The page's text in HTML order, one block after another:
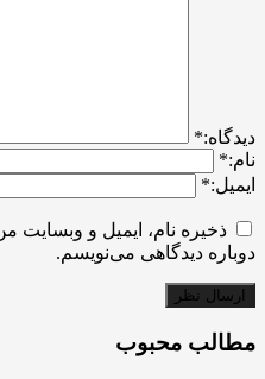
ديدگاه:*
نام:*
ایمیل:*
ذخیره نام، ایمیل و وبسایت
دوباره دیدگاهی می‌نویسم.
مطالب محبوب